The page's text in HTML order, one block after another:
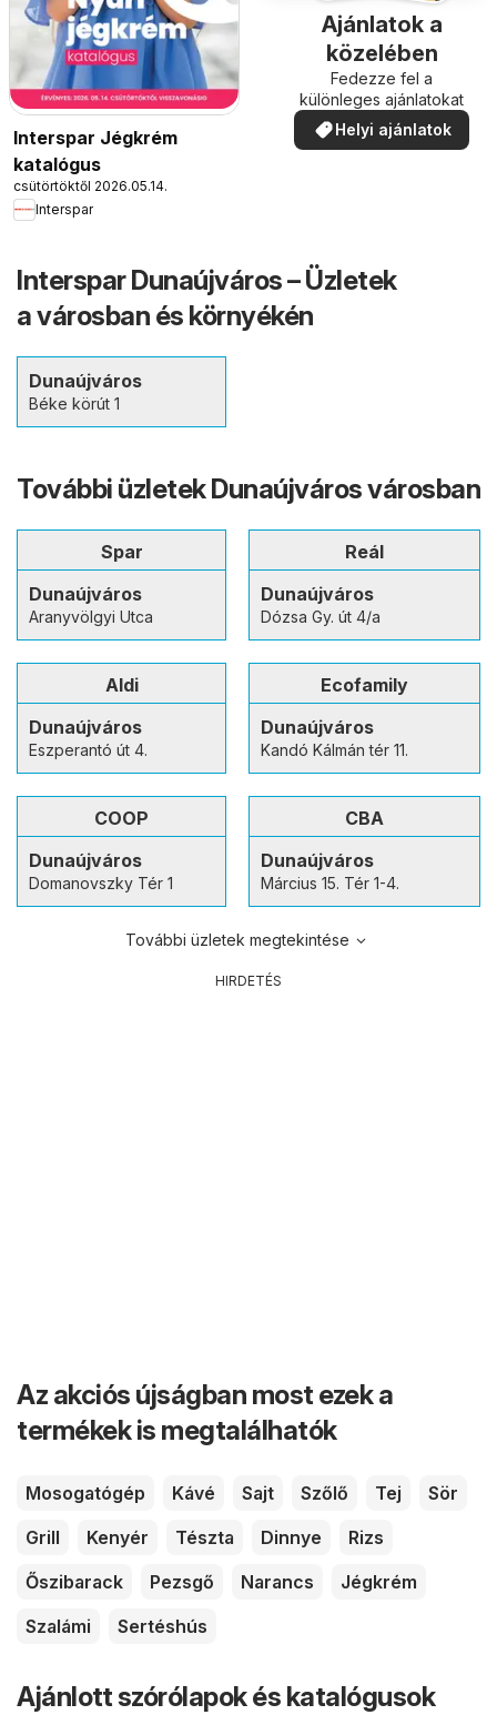
Interspar Jégkrém
katalógus
csütörtöktől 2026.05.14.
Interspar
Ajánlatok a
közelében
Fedezze fel a
különleges ajánlatokat
Helyi ajánlatok
Interspar Dunaújváros – Üzletek
a városban és környékén
Dunaújváros
Béke körút 1
További üzletek Dunaújváros városban
Spar
Dunaújváros
Aranyvölgyi Utca
Reál
Dunaújváros
Dózsa Gy. út 4/a
Aldi
Dunaújváros
Eszperantó út 4.
Ecofamily
Dunaújváros
Kandó Kálmán tér 11.
COOP
Dunaújváros
Domanovszky Tér 1
CBA
Dunaújváros
Március 15. Tér 1-4.
További üzletek megtekintése
HIRDETÉS
Az akciós újságban most ezek a
termékek is megtalálhatók
Mosogatógép Kávé Sajt Szőlő Tej
Sör
Grill
Kenyér Tészta Dinnye
Rizs
Őszibarack
Pezsgő Narancs
Jégkrém
Szalámi
Sertéshús
Ajánlott szórólapok és katalógusok